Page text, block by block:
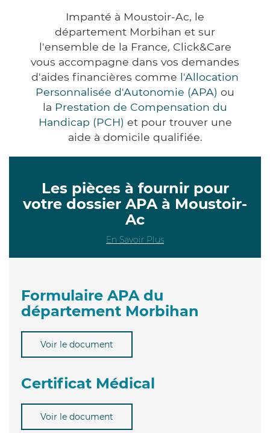
Impanté à Moustoir-Ac, le
département Morbihan et sur
l'ensemble de la France, Click&Care
vous accompagne dans vos demandes
d'aides financières comme l'Allocation
Personnalisée d'Autonomie (APA) ou
la Prestation de Compensation du
Handicap (PCH) et pour trouver une
aide à domicile qualifiée.
Les pièces à fournir pour
votre dossier APA à Moustoir-
Ac
En Savoir Plus
Formulaire APA du
département Morbihan
Voir le document
Certificat Médical
Voir le document